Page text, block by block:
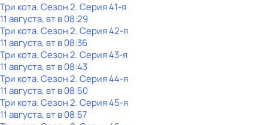
Три кота. Сезон 2. Серия 41-я
11 августа, вт в 08:29
Три кота. Сезон 2. Серия 42-я
11 августа, вт в 08:36
Три кота. Сезон 2. Серия 43-я
11 августа, вт в 08:43
Три кота. Сезон 2. Серия 44-я
11 августа, вт в 08:50
Три кота. Сезон 2. Серия 45-я
11 августа, вт в 08:57